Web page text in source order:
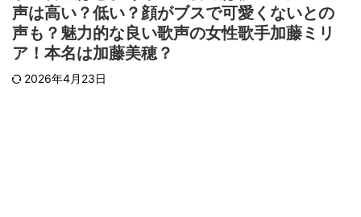
声は高い？低い？顔がブスで可愛くないとの
声も？魅力的な良い歌声の女性歌手加藤ミリ
ア！本名は加藤美穂？
2026年4月23日